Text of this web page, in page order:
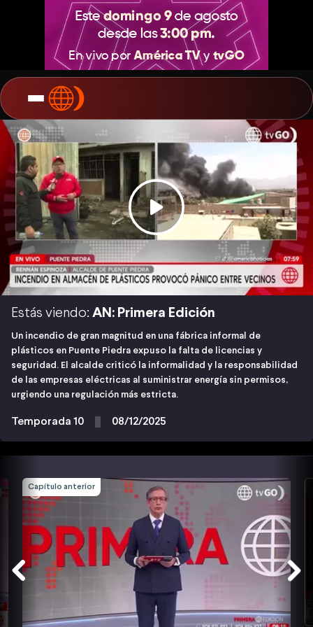
Estás viendo: AN: Primera Edición
Un incendio de gran magnitud en una fábrica informal de
plásticos en Puente Piedra expuso la falta de licencias y
seguridad. El alcalde criticó la informalidad y la responsabilidad
de las empresas eléctricas al suministrar energía sin permisos,
urgiendo una regulación más estricta.
Temporada 10 08/12/2025
Capítulo anterior